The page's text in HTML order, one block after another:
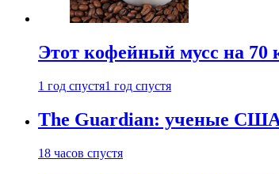
Этот кофейный мусс на 70
1 год спустя1 год спустя
The Guardian: ученые США
18 часов спустя